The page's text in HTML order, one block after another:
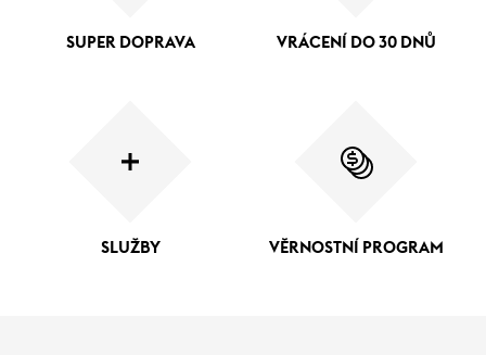
SUPER DOPRAVA VRÁCENÍ DO 30 DNŮ
SLUŽBY VĚRNOSTNÍ PROGRAM